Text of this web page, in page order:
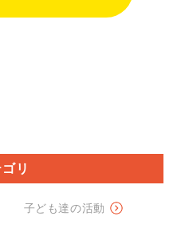
リ
子ども達の活動